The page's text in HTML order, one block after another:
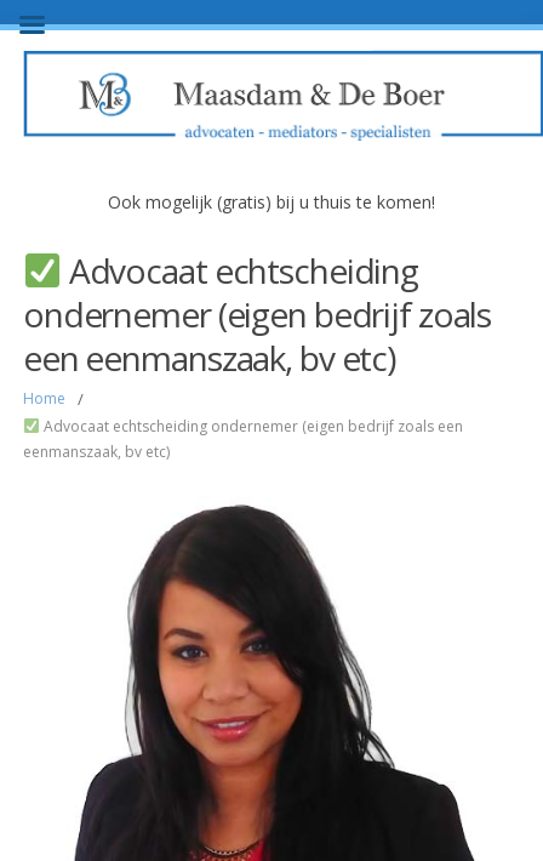
Ook mogelijk (gratis) bij u thuis te komen!
Advocaat echtscheiding
ondernemer (eigen bedrijf zoals
een eenmanszaak, bv etc)
Home /
Advocaat echtscheiding ondernemer (eigen bedrijf zoals een
eenmanszaak, bv etc)